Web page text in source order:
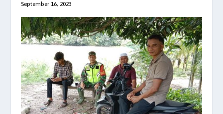
September 16, 2023